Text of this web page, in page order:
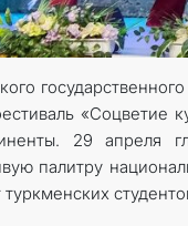
«Соцветие
29 апреля
палитру